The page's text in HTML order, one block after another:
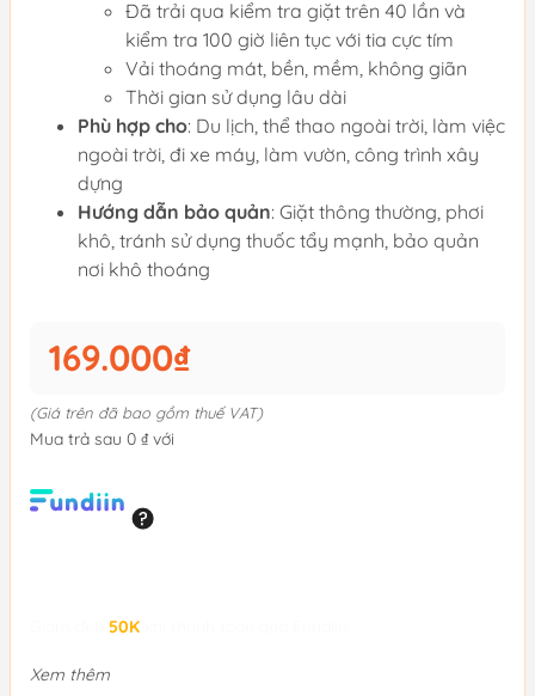
Đã trải qua kiểm tra giặt trên 40 lần và
kiểm tra 100 giờ liên tục với tia cực tím
Vải thoáng mát, bền, mềm, không giãn
Thời gian sử dụng lâu dài
Phù hợp cho: Du lịch, thể thao ngoài trời, làm việc
ngoài trời, đi xe máy, làm vườn, công trình xây
dựng
Hướng dẫn bảo quản: Giặt thông thường, phơi
khô, tránh sử dụng thuốc tẩy mạnh, bảo quản
nơi khô thoáng
169.000₫
(Giá trên đã bao gồm thuế VAT)
Mua trả sau 0 ₫ với
50K
Xem thêm